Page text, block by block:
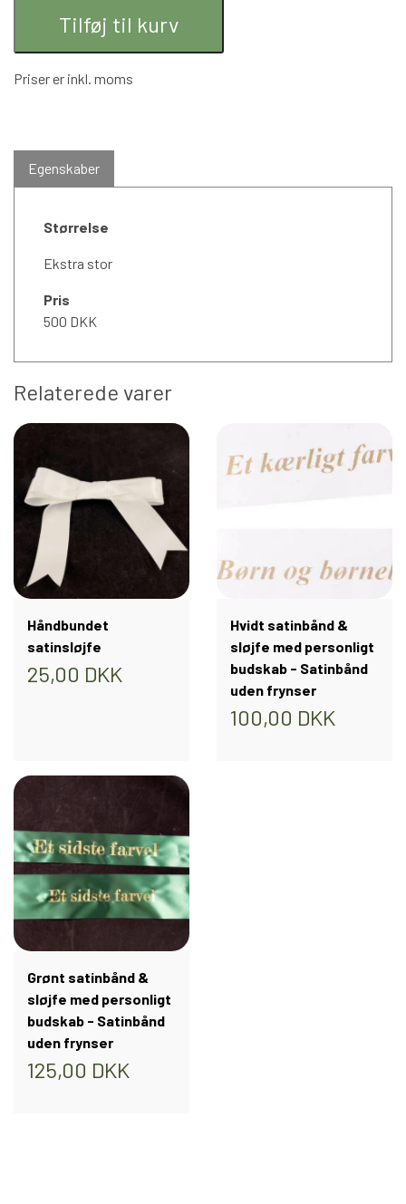
Tilføj til kurv
Priser er inkl. moms
Egenskaber
Størrelse
Ekstra stor
Pris
500 DKK
Relaterede varer
Håndbundet
satinsløjfe
25,00 DKK
Hvidt satinbånd &
sløjfe med personligt
budskab - Satinbånd
uden frynser
100,00 DKK
Grønt satinbånd &
sløjfe med personligt
budskab - Satinbånd
uden frynser
125,00 DKK